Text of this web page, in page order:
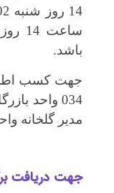
باشد.
مدیر گلخانه
جهت دریافت